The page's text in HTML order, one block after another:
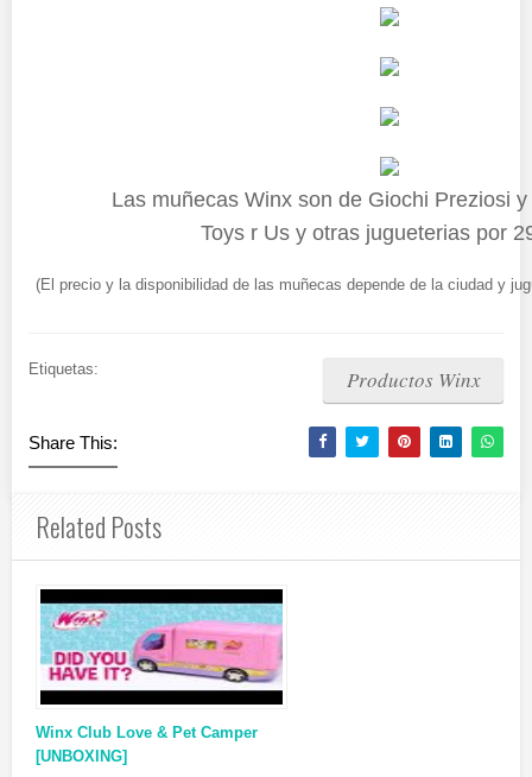
Las muñecas Winx son de Giochi Preziosi
Toys r Us y otras jugueterias por
(El precio y la disponibilidad de las muñecas depende de la ciudad y
Etiquetas: Productos Winx
Share This:
Related Posts
Winx Club Love & Pet Camper
[UNBOXING]